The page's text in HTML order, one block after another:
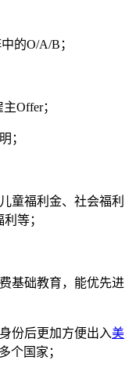
的O/A/B；
Offer；
；
童福利金、社会福利
等；
基础教育，能优先进
份后更加方便出入美
个国家；